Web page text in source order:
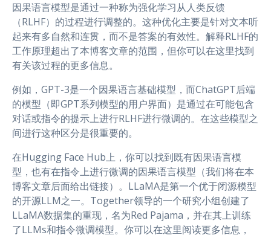
因果语言模型是通过一种称为强化学习从人类反馈
（RLHF）的过程进行调整的。这种优化主要是针对文本听
起来有多自然和连贯，而不是答案的有效性。解释RLHF的
工作原理超出了本博客文章的范围，但你可以在这里找到
有关该过程的更多信息。
例如，GPT-3是一个因果语言基础模型，而ChatGPT后端
的模型（即GPT系列模型的用户界面）是通过在可能包含
对话或指令的提示上进行RLHF进行微调的。在这些模型之
间进行这种区分是很重要的。
在Hugging Face Hub上，你可以找到既有因果语言模
型，也有在指令上进行微调的因果语言模型（我们将在本
博客文章后面给出链接）。LLaMA是第一个优于闭源模型
的开源LLM之一。Together领导的一个研究小组创建了
LLaMA数据集的重现，名为Red Pajama，并在其上训练
了LLMs和指令微调模型。你可以在这里阅读更多信息，